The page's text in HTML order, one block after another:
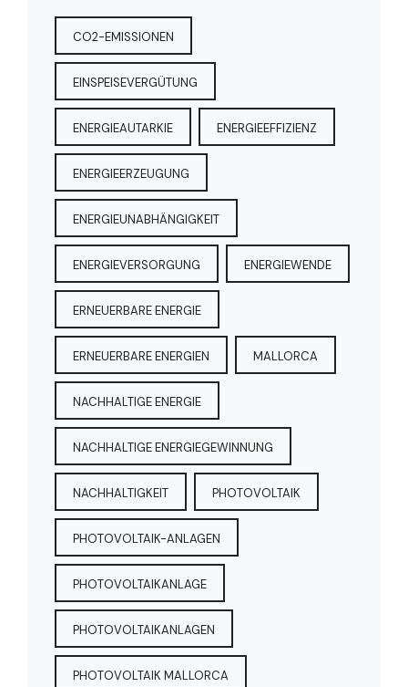
CO2-EMISSIONEN
EINSPEISEVERGÜTUNG
ENERGIEAUTARKIE ENERGIEEFFIZIENZ
ENERGIEERZEUGUNG
ENERGIEUNABHÄNGIGKEIT
ENERGIEVERSORGUNG ENERGIEWENDE
ERNEUERBARE ENERGIE
ERNEUERBARE ENERGIEN MALLORCA
NACHHALTIGE ENERGIE
NACHHALTIGE ENERGIEGEWINNUNG
NACHHALTIGKEIT PHOTOVOLTAIK
PHOTOVOLTAIK-ANLAGEN
PHOTOVOLTAIKANLAGE
PHOTOVOLTAIKANLAGEN
PHOTOVOLTAIK MALLORCA